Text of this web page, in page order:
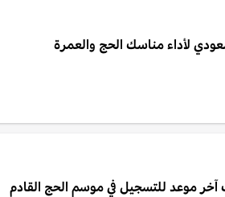
لأداء مناسك الحج والعمرة